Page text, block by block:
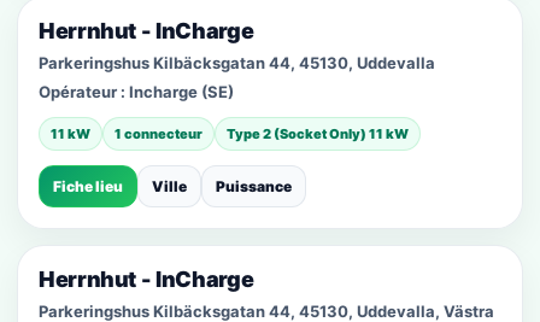
Herrnhut - InCharge
Parkeringshus Kilbäcksgatan 44, 45130, Uddevalla
Opérateur : Incharge (SE)
11 kW 1 connecteur Type 2 (Socket Only) 11 kW
Fiche lieu Ville Puissance
Herrnhut - InCharge
Parkeringshus Kilbäcksgatan 44, 45130, Uddevalla, Västra